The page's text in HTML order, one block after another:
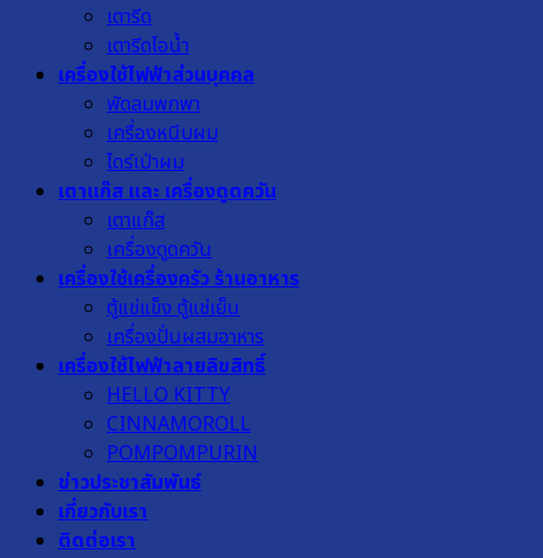
เตารีด
เตารีดไอน้ำ
เครื่องใช้ไฟฟ้าส่วนบุคคล
พัดลมพกพา
เครื่องหนีบผม
ไดร์เป่าผม
เตาแก๊ส และ เครื่องดูดควัน
เตาแก๊ส
เครื่องดูดควัน
เครื่องใช้เครื่องครัว ร้านอาหาร
ตู้แช่แข็ง ตู้แช่เย็น
เครื่องปั่นผสมอาหาร
เครื่องใช้ไฟฟ้าลายลิขสิทธิ์
HELLO KITTY
CINNAMOROLL
POMPOMPURIN
ข่าวประชาสัมพันธ์
เกี่ยวกับเรา
ติดต่อเรา